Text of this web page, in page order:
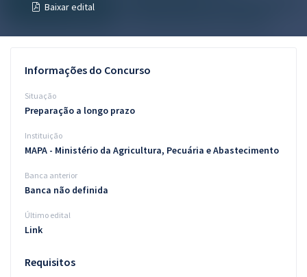
Mentorias
Conteúdo gratuito
Blog
Baixar edital
Informações do Concurso
Situação
Preparação a longo prazo
Instituição
MAPA - Ministério da Agricultura, Pecuária e Abastecimento
Banca anterior
Banca não definida
Último edital
Link
Requisitos